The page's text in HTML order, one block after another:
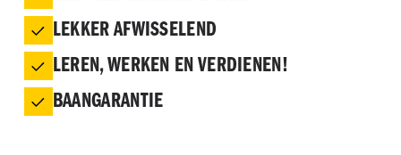
LEKKER AFWISSELEND
LEREN, WERKEN EN VERDIENEN!
BAANGARANTIE